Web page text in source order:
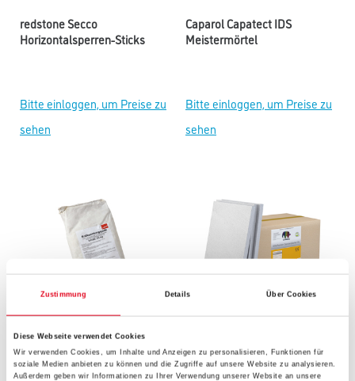
Zustimmung Details Über Cookies
Diese Webseite verwendet Cookies
Wir verwenden Cookies, um Inhalte und Anzeigen zu personalisieren, Funktionen für
soziale Medien anbieten zu können und die Zugriffe auf unsere Website zu analysieren.
Außerdem geben wir Informationen zu Ihrer Verwendung unserer Website an unsere
redstone Secco
Horizontalsperren-Sticks
Bitte einloggen, um Preise zu
sehen
Caparol Capatect IDS
Meistermörtel
Bitte einloggen, um Preise zu
sehen
redstone Secco Sockel- und
Entfeuchtungsputz
Sanierplatte CS